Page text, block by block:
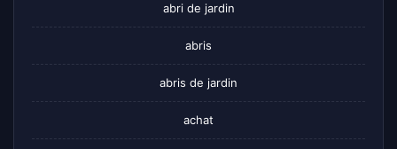
abri de jardin
abris
abris de jardin
achat